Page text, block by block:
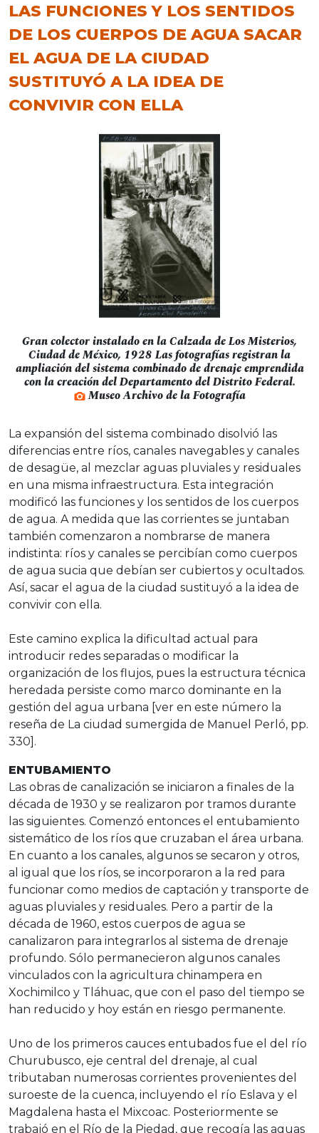
LAS FUNCIONES Y LOS SENTIDOS
DE LOS CUERPOS DE AGUA SACAR
EL AGUA DE LA CIUDAD
SUSTITUYÓ A LA IDEA DE
CONVIVIR CON ELLA
Gran colector instalado en la Calzada de Los Misterios,
Ciudad de México, 1928 Las fotografías registran la
ampliación del sistema combinado de drenaje emprendida
con la creación del Departamento del Distrito Federal.
Museo Archivo de la Fotografía
La expansión del sistema combinado disolvió las
diferencias entre ríos, canales navegables y canales
de desagüe, al mezclar aguas pluviales y residuales
en una misma infraestructura. Esta integración
modificó las funciones y los sentidos de los cuerpos
de agua. A medida que las corrientes se juntaban
también comenzaron a nombrarse de manera
indistinta: ríos y canales se percibían como cuerpos
de agua sucia que debían ser cubiertos y ocultados.
Así, sacar el agua de la ciudad sustituyó a la idea de
convivir con ella.
Este camino explica la dificultad actual para
introducir redes separadas o modificar la
organización de los flujos, pues la estructura técnica
heredada persiste como marco dominante en la
gestión del agua urbana [ver en este número la
reseña de La ciudad sumergida de Manuel Perló, pp.
330].
ENTUBAMIENTO
Las obras de canalización se iniciaron a finales de la
década de 1930 y se realizaron por tramos durante
las siguientes. Comenzó entonces el entubamiento
sistemático de los ríos que cruzaban el área urbana.
En cuanto a los canales, algunos se secaron y otros,
al igual que los ríos, se incorporaron a la red para
funcionar como medios de captación y transporte de
aguas pluviales y residuales. Pero a partir de la
década de 1960, estos cuerpos de agua se
canalizaron para integrarlos al sistema de drenaje
profundo. Sólo permanecieron algunos canales
vinculados con la agricultura chinampera en
Xochimilco y Tláhuac, que con el paso del tiempo se
han reducido y hoy están en riesgo permanente.
Uno de los primeros cauces entubados fue el del río
Churubusco, eje central del drenaje, al cual
tributaban numerosas corrientes provenientes del
suroeste de la cuenca, incluyendo el río Eslava y el
Magdalena hasta el Mixcoac. Posteriormente se
trabajó en el Río de la Piedad, que recogía las aguas